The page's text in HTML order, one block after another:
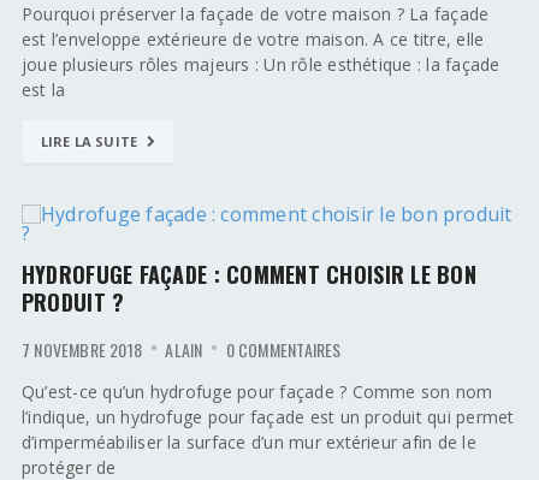
Pourquoi préserver la façade de votre maison ? La façade
est l’enveloppe extérieure de votre maison. A ce titre, elle
joue plusieurs rôles majeurs : Un rôle esthétique : la façade
est la
LIRE LA SUITE
HYDROFUGE FAÇADE : COMMENT CHOISIR LE BON
PRODUIT ?
7 NOVEMBRE 2018 ALAIN 0 COMMENTAIRES
Qu’est-ce qu’un hydrofuge pour façade ? Comme son nom
l’indique, un hydrofuge pour façade est un produit qui permet
d’imperméabiliser la surface d’un mur extérieur afin de le
protéger de